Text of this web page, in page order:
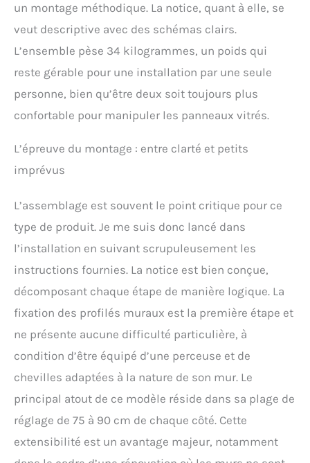
un montage méthodique. La notice, quant à elle, se
veut descriptive avec des schémas clairs.
L’ensemble pèse 34 kilogrammes, un poids qui
reste gérable pour une installation par une seule
personne, bien qu’être deux soit toujours plus
confortable pour manipuler les panneaux vitrés.
L’épreuve du montage : entre clarté et petits
imprévus
L’assemblage est souvent le point critique pour ce
type de produit. Je me suis donc lancé dans
l’installation en suivant scrupuleusement les
instructions fournies. La notice est bien conçue,
décomposant chaque étape de manière logique. La
fixation des profilés muraux est la première étape et
ne présente aucune difficulté particulière, à
condition d’être équipé d’une perceuse et de
chevilles adaptées à la nature de son mur. Le
principal atout de ce modèle réside dans sa plage de
réglage de 75 à 90 cm de chaque côté. Cette
extensibilité est un avantage majeur, notamment